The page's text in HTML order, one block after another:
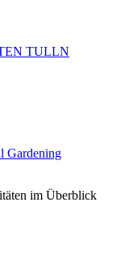
TULLN
Gardening
im Überblick